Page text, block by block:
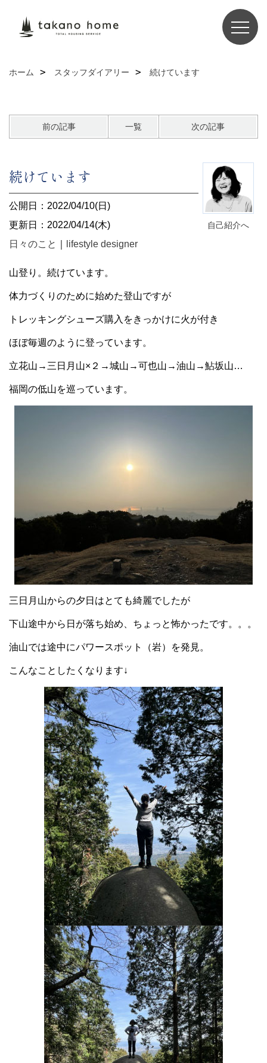
ホーム スタッフダイアリー 続けています
前の記事 一覧 次の記事
自己紹介へ
続けています
公開日：2022/04/10(日)
更新日：2022/04/14(木)
日々のこと
lifestyle designer
山登り。続けています。
体力づくりのために始めた登山ですが
トレッキングシューズ購入をきっかけに火が付き
ほぼ毎週のように登っています。
立花山→三日月山×２→城山→可也山→油山→鮎坂山…
福岡の低山を巡っています。
三日月山からの夕日はとても綺麗でしたが
下山途中から日が落ち始め、ちょっと怖かったです。。。
油山では途中にパワースポット（岩）を発見。
こんなことしたくなります↓